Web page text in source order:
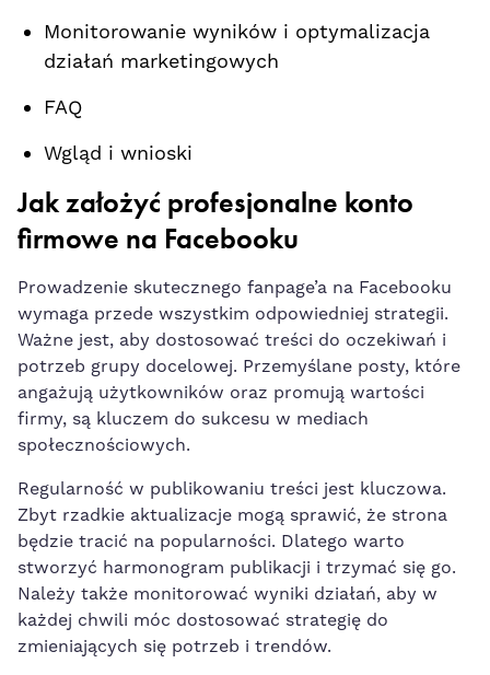
Monitorowanie wyników i optymalizacja‍
działań marketingowych
FAQ
Wgląd i wnioski
Jak założyć ⁢profesjonalne konto
firmowe na Facebooku
Prowadzenie skutecznego fanpage’a na Facebooku
wymaga przede wszystkim odpowiedniej strategii.
Ważne jest, aby dostosować treści do oczekiwań i⁣
potrzeb grupy ⁤docelowej. Przemyślane posty,‌ które
angażują użytkowników⁣ oraz promują wartości
firmy, są kluczem do ‍sukcesu w mediach
‌społecznościowych.
Regularność w publikowaniu treści jest kluczowa.
‍Zbyt rzadkie⁣ aktualizacje mogą sprawić, że ‌strona
będzie⁤ tracić na popularności. Dlatego warto
stworzyć‌ harmonogram publikacji ⁤i trzymać⁣ się go.⁤
Należy także monitorować wyniki działań, ⁤aby ​w
każdej chwili móc dostosować strategię do
zmieniających⁢ się potrzeb i trendów.